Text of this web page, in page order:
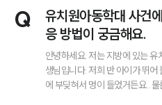
팀
대륜
오시
글로벌 파
고객의
통합
AI대
Q
유치원아동학대 사건
응 방법이 궁금해요.
안녕하세요. 저는 지방에 있는
생님입니다. 저희 반 아이가 뛰어 놀다가 책상 모서리 부분
에 부딪혀서 멍이 들었거든요.. 물론 제가 한 눈을 판 건 잘